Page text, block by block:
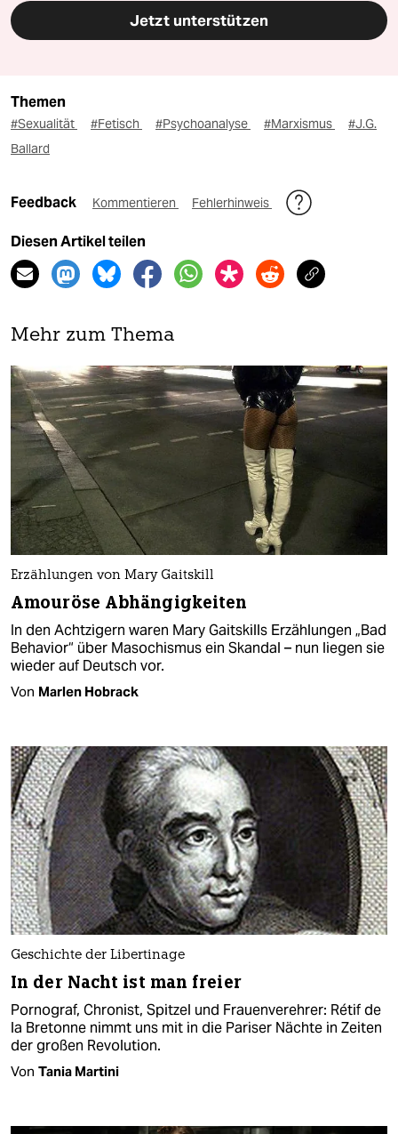
Jetzt unterstützen
Themen
#Sexualität #Fetisch #Psychoanalyse #Marxismus
#J.G.
Ballard
Feedback Kommentieren Fehlerhinweis
Diesen Artikel teilen
Mehr zum Thema
Erzählungen von Mary Gaitskill
Amouröse Abhängigkeiten
In den Achtzigern waren Mary Gaitskills Erzählungen „Bad
Behavior“ über Masochismus ein Skandal – nun liegen sie
wieder auf Deutsch vor.
Von Marlen Hobrack
Geschichte der Libertinage
In der Nacht ist man freier
Pornograf, Chronist, Spitzel und Frauenverehrer: Rétif de
la Bretonne nimmt uns mit in die Pariser Nächte in Zeiten
der großen Revolution.
Von Tania Martini